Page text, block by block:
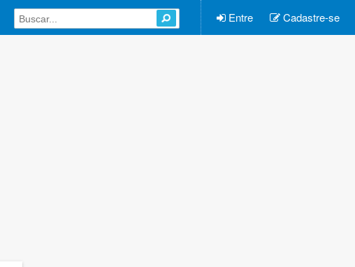
Entre Cadastre-se